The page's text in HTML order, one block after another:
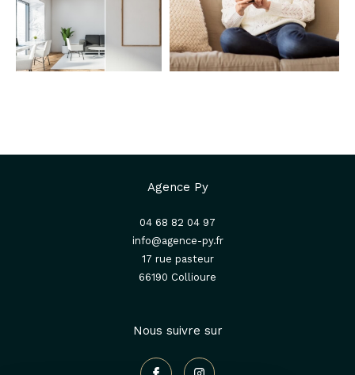
Agence Py
04 68 82 04 97
info@agence-py.fr
17 rue pasteur
66190
collioure
Nous suivre sur